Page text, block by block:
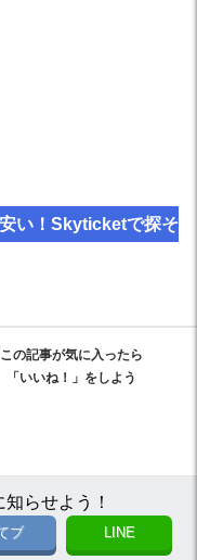
い！Skyticketで探そ
この記事が気に入ったら
「いいね！」をしよう
らせよう！
ブ LINE